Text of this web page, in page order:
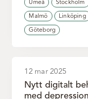
Umeå Stockholm
Malmö Linköping
Göteborg
12 mar 2025
Nytt digitalt
med